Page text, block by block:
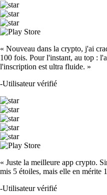
« Nouveau dans la crypto, j'ai
100 fois. Pour l'instant, au top :
l'inscription est ultra fluide. »
-Utilisateur vérifié
« Juste la meilleure app crypto.
mis 5 étoiles, mais elle en mérite
-Utilisateur vérifié